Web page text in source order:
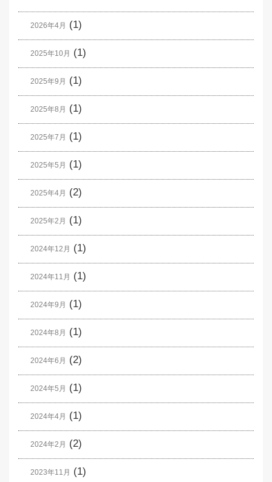
2026年4月 (1)
2025年10月 (1)
2025年9月 (1)
2025年8月 (1)
2025年7月 (1)
2025年5月 (1)
2025年4月 (2)
2025年2月 (1)
2024年12月 (1)
2024年11月 (1)
2024年9月 (1)
2024年8月 (1)
2024年6月 (2)
2024年5月 (1)
2024年4月 (1)
2024年2月 (2)
2023年11月 (1)